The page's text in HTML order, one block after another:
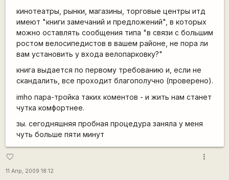
кинотеатры, рынки, магазины, торговые центры итд
имеют "книги замечаний и предложений", в которых
можно оставлять сообщения типа "в связи с большим
ростом велосипедистов в вашем районе, не пора ли
вам установить у входа велопарковку?"
книга выдается по первому требованию и, если не
скандалить, все проходит благополучно (проверено).
imho пара-тройка таких коментов - и жить нам станет
чутка комфортнее.
зы. сегодняшняя пробная процедура заняла у меня
чуть больше пяти минут
favorite_border
11 Апр, 2009 18:12
more_vert